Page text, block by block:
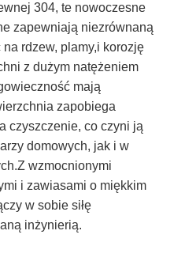
304, te nowoczesne
zapewniają niezrównaną
rdzew, plamy,i korozję
z dużym natężeniem
mają
zapobiega
czyszczenie, co czyni ją
domowych, jak i w
wzmocnionymi
i zawiasami o miękkim
w sobie siłę
inżynierią.